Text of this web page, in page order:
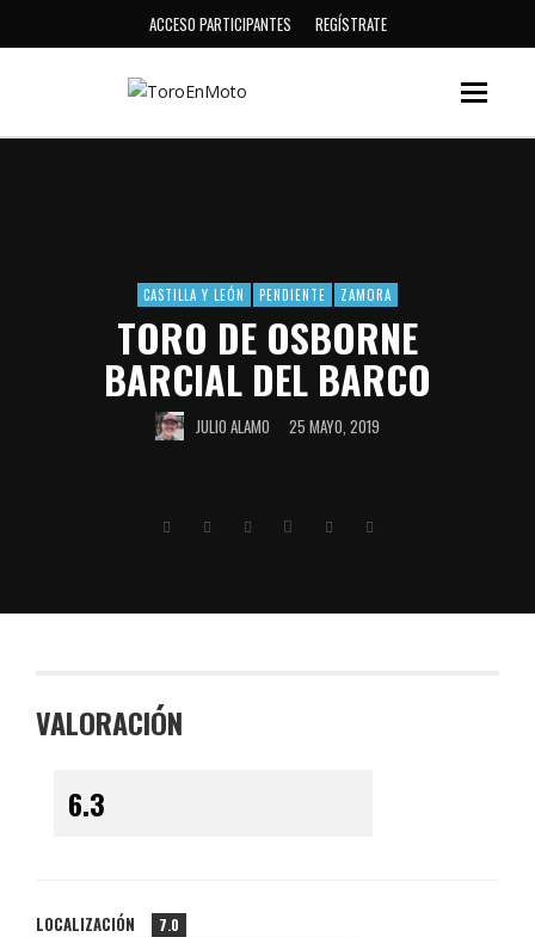
ACCESO PARTICIPANTES REGÍSTRATE
CASTILLA Y LEÓN PENDIENTE ZAMORA
TORO DE OSBORNE
BARCIAL DEL BARCO
JULIO ALAMO 25 MAYO, 2019
VALORACIÓN
LOCALIZACIÓN 7.0